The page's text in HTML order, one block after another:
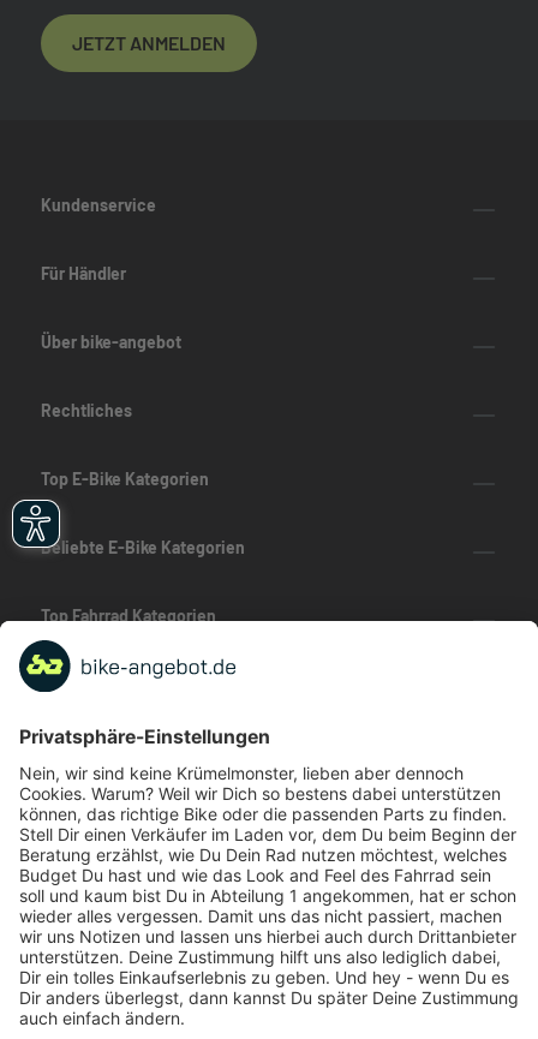
JETZT ANMELDEN
Kundenservice
Für Händler
Über bike-angebot
Rechtliches
Top E-Bike Kategorien
Beliebte E-Bike Kategorien
Top Fahrrad Kategorien
Beliebte Fahrrad-Kategorien
Marken-Highlights
TOP-Marken
ZAHLUNGSARTEN / RATENKAUF